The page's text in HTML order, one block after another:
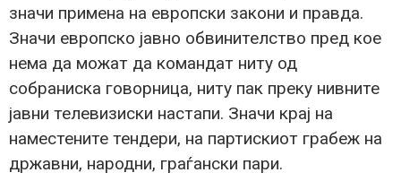
значи примена на европски закони и правда.
Значи европско јавно обвинителство пред кое
нема да можат да командат ниту од
собраниска говорница, ниту пак преку нивните
јавни телевизиски настапи. Значи крај на
наместените тендери, на партискиот грабеж на
државни, народни, граѓански пари.